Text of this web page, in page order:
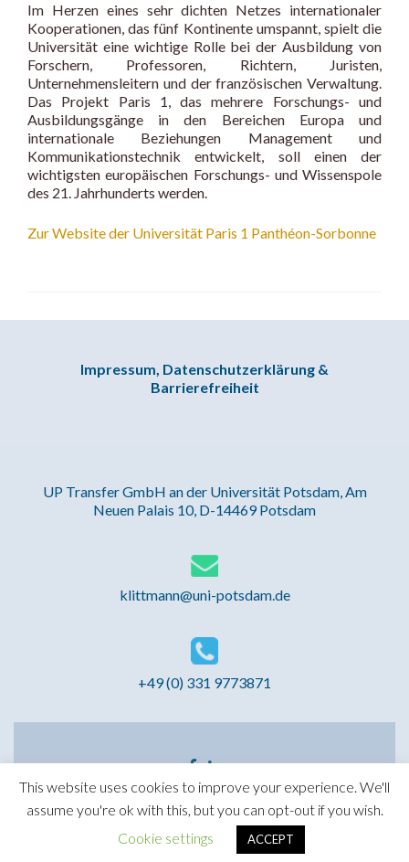
Im Herzen eines sehr dichten Netzes internationaler
Kooperationen, das fünf Kontinente umspannt, spielt die
Universität eine wichtige Rolle bei der Ausbildung von
Forschern, Professoren, Richtern, Juristen,
Unternehmensleitern und der französischen Verwaltung.
Das Projekt Paris 1, das mehrere Forschungs- und
Ausbildungsgänge in den Bereichen Europa und
internationale Beziehungen Management und
Kommunikationstechnik entwickelt, soll einen der
wichtigsten europäischen Forschungs- und Wissenspole
des 21. Jahrhunderts werden.
Zur Website der Universität Paris 1 Panthéon-Sorbonne
Impressum, Datenschutzerklärung &
Barrierefreiheit
UP Transfer GmbH an der Universität Potsdam, Am
Neuen Palais 10, D-14469 Potsdam
klittmann@uni-potsdam.de
+49 (0) 331 9773871
Facebook-
Link
LinkedIn-
Link
MEGA - Master of European Governance and
Administration
This website uses cookies to improve your experience. We'll
assume you're ok with this, but you can opt-out if you wish.
Cookie settings
ACCEPT